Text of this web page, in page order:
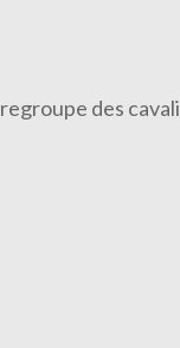
des